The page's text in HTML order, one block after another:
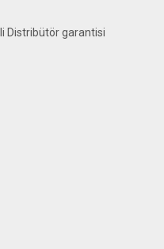
Distribütör garantisi